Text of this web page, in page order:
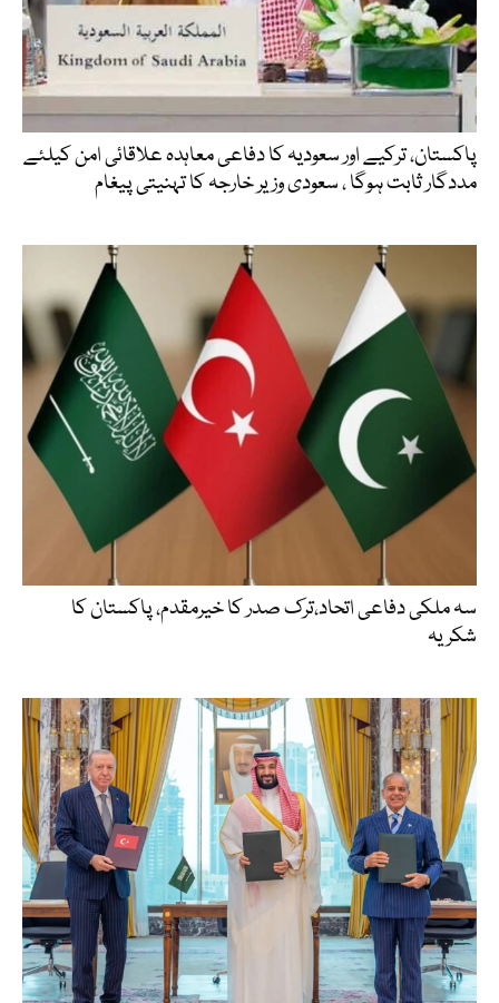
پاکستان، ترکیے اور سعودیہ کا دفاعی معاہدہ علاقائی امن کیلئے
مددگار ثابت ہوگا ، سعودی وزیر خارجہ کا تہنیتی پیغام
سہ ملکی دفاعی اتحاد،ترک صدر کا خیرمقدم، پاکستان کا
شکریہ